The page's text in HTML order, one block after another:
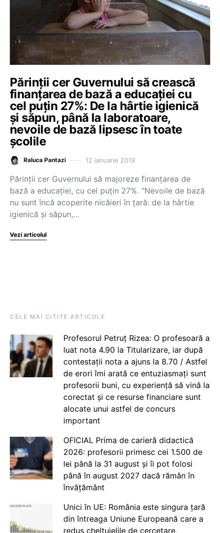
Părinții cer Guvernului să crească
finanțarea de bază a educației cu
cel puțin 27%: De la hârtie igienică
și săpun, până la laboratoare,
nevoile de bază lipsesc în toate
școlile
Raluca Pantazi 12 ianuarie 2019
Părinții cer Guvernului să majoreze finanțarea de
bază a educației, cu cel puțin 27%. “Nevoile de bază
nu sunt încă acoperite nicăieri în țară: de la hârtie
igienică și săpun,…
Vezi articolul
CELE MAI CITITE ARTICOLE
Profesorul Petruț Rizea: O profesoară a
luat nota 4.90 la Titularizare, iar după
contestații nota a ajuns la 8.70 / Astfel
de erori îmi arată ce entuziasmați sunt
profesorii buni, cu experiență să vină la
corectat și ce resurse financiare sunt
alocate unui astfel de concurs
important
OFICIAL Prima de carieră didactică
2026: profesorii primesc cei 1.500 de
lei până la 31 august și îi pot folosi
până în august 2027 dacă rămân în
învățământ
Unici în UE: România este singura țară
din întreaga Uniune Europeană care a
redus cheltuielile de cercetare,